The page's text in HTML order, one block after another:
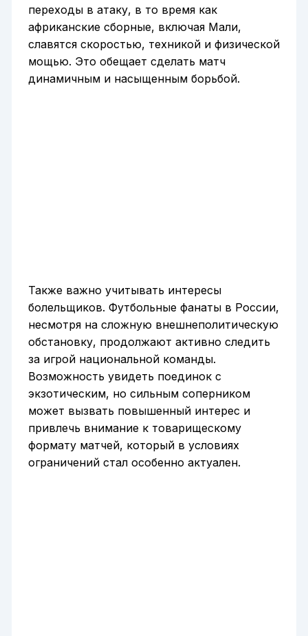
переходы в атаку, в то время как
африканские сборные, включая Мали,
славятся скоростью, техникой и физической
мощью. Это обещает сделать матч
динамичным и насыщенным борьбой.
Также важно учитывать интересы
болельщиков. Футбольные фанаты в России,
несмотря на сложную внешнеполитическую
обстановку, продолжают активно следить
за игрой национальной команды.
Возможность увидеть поединок с
экзотическим, но сильным соперником
может вызвать повышенный интерес и
привлечь внимание к товарищескому
формату матчей, который в условиях
ограничений стал особенно актуален.